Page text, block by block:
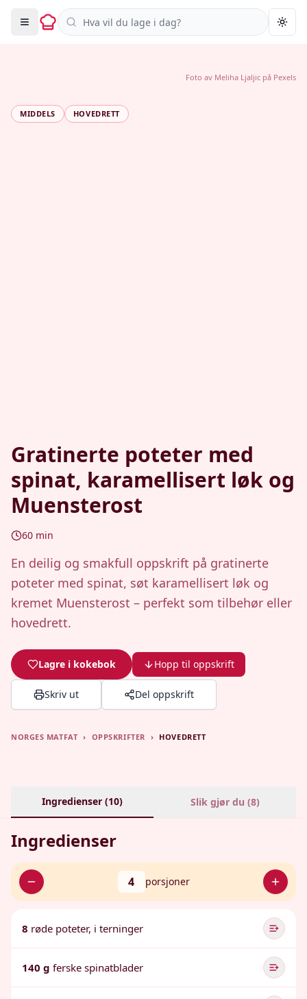
Søk i oppskrifter
MIDDELS HOVEDRETT
Gratinerte poteter med
spinat, karamellisert løk og
Muensterost
60 min
En deilig og smakfull oppskrift på gratinerte
poteter med spinat, søt karamellisert løk og
kremet Muensterost – perfekt som tilbehør eller
hovedrett.
Lagre i kokebok Hopp til oppskrift
Skriv ut Del oppskrift
Foto av Meliha Ljaljic på Pexels
NORGES MATFAT › OPPSKRIFTER › HOVEDRETT
Ingredienser (10) Slik gjør du (8)
Ingredienser
4 porsjoner
8 røde poteter, i terninger
140 g ferske spinatblader